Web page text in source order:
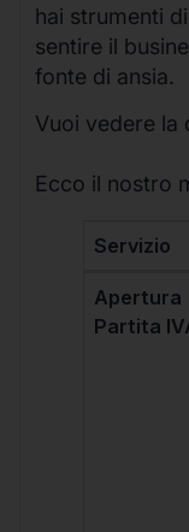
hai strumenti
sentire il
fonte di ansia.
Vuoi vedere la
Ecco il nostro
Servizio
Apertura
Partita